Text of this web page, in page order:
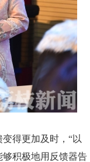
得更加及时，“以
积极地用反馈器告